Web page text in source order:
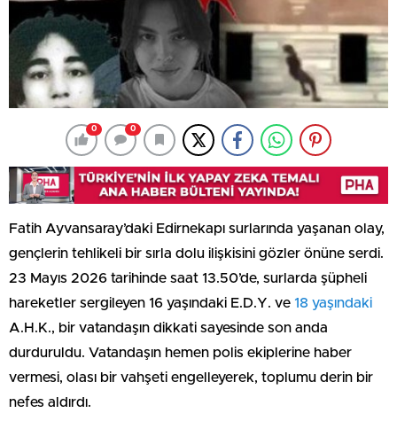
0 0
Fatih Ayvansaray’daki Edirnekapı surlarında yaşanan olay,
gençlerin tehlikeli bir sırla dolu ilişkisini gözler önüne serdi.
23 Mayıs 2026 tarihinde saat 13.50’de, surlarda şüpheli
hareketler sergileyen 16 yaşındaki E.D.Y. ve 18 yaşındaki
A.H.K., bir vatandaşın dikkati sayesinde son anda
durduruldu. Vatandaşın hemen polis ekiplerine haber
vermesi, olası bir vahşeti engelleyerek, toplumu derin bir
nefes aldırdı.